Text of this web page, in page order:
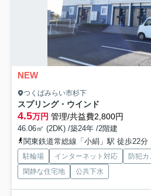
NEW
つくばみらい市杉下
スプリング・ウインド
4.5万円 管理/共益費2,800円
46.06㎡ (2DK) /築24年 /2階建
関東鉄道常総線「小絹」駅 徒歩22分
駐輪場 インターネット対応 防犯カ
閑静な住宅地
公共下水